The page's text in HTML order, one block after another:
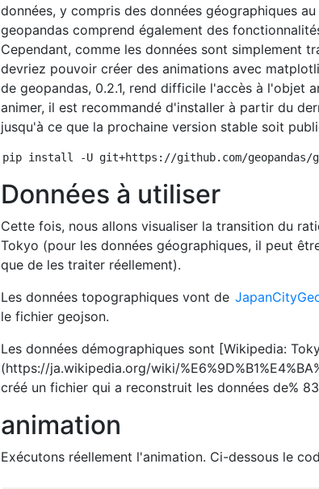
données, y compris des données géographiques
geopandas comprend également des
Cependant, comme les données sont simplement
devriez pouvoir créer des animations avec
de geopandas, 0.2.1, rend difficile l'accès à l'objet
animer, il est recommandé d'installer à partir du
jusqu'à ce que la prochaine version stable soit
Données à utiliser
Cette fois, nous allons visualiser la transition du
Tokyo (pour les données géographiques, il peut
que de les traiter réellement).
Les données topographiques vont de
le fichier geojson.
Les données démographiques sont [Wikipedia:
(https://ja.wikipedia.org/wiki/
créé un fichier qui a reconstruit les données de%
animation
Exécutons réellement l'animation. Ci-dessous le